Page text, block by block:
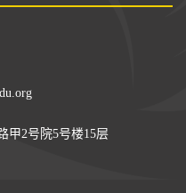
甲2号院5号楼15层